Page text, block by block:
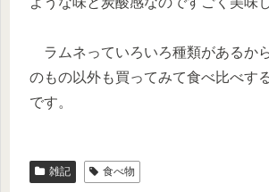
ラムネっていろいろ種類があるか
のもの以外も買ってみて食べ比べす
です。
雑記 食べ物